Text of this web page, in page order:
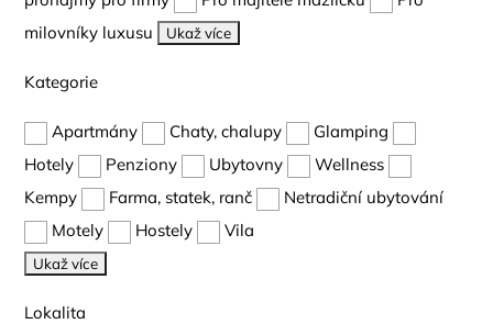
milovníky luxusu
Ukaž více
Kategorie
Apartmány Chaty, chalupy
Glamping
Hotely
Penziony Ubytovny
Wellness
Kempy
Farma, statek, ranč
Netradiční ubytování
Motely
Hostely Vila
Ukaž více
Lokalita